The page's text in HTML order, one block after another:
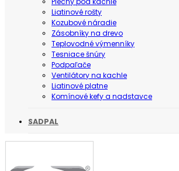
Liatinové rošty
Kozubové náradie
Zásobníky na drevo
Teplovodné výmenníky
Tesniace šnúry
Podpaľače
Ventilátory na kachle
Liatinové platne
Komínové kefy a nadstavce
SADPAL